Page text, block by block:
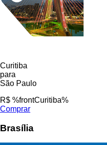
Curitiba
para
São Paulo
R$ %frontCuritiba%
Comprar
Brasília